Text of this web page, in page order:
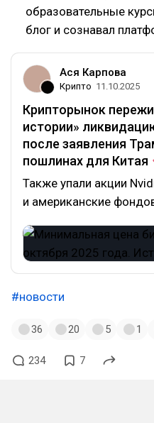
образовательные
блог и сознавал
Ася Карпова
Крипто 11.10.2025
Крипторынок
истории»
после заявления
пошлинах для Китая
Также упали акции
и американские
#новости
36 20 5 1
234 7